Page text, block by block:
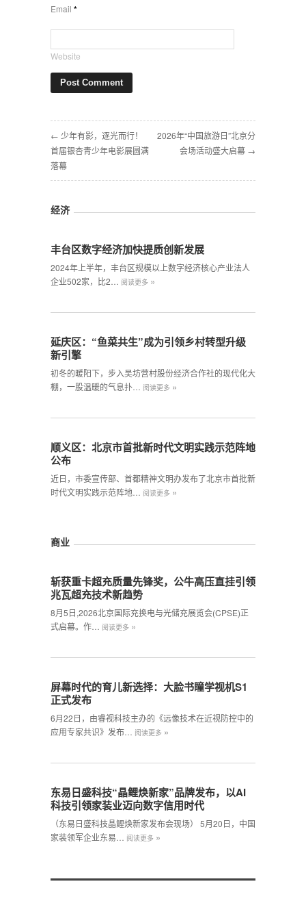
Email *
Website
← 少年有影，逐光而行！
首届银杏青少年电影展圆满
落幕
2026年“中国旅游日”北京分
会场活动盛大启幕 →
经济
丰台区数字经济加快提质创新发展
2024年上半年，丰台区规模以上数字经济核心产业法人
企业502家，比2…
阅读更多 »
延庆区：“鱼菜共生”成为引领乡村转型升级
新引擎
初冬的暖阳下，步入吴坊营村股份经济合作社的现代化大
棚，一股温暖的气息扑…
阅读更多 »
顺义区：北京市首批新时代文明实践示范阵地
公布
近日，市委宣传部、首都精神文明办发布了北京市首批新
时代文明实践示范阵地…
阅读更多 »
商业
斩获重卡超充质量先锋奖，公牛高压直挂引领
兆瓦超充技术新趋势
8月5日,2026北京国际充换电与光储充展览会(CPSE)正
式启幕。作…
阅读更多 »
屏幕时代的育儿新选择：大脸书瞳学视机S1
正式发布
6月22日，由睿视科技主办的《远像技术在近视防控中的
应用专家共识》发布…
阅读更多 »
东易日盛科技“晶鲤焕新家”品牌发布，以AI
科技引领家装业迈向数字信用时代
（东易日盛科技晶鲤焕新家发布会现场） 5月20日，中国
家装领军企业东易…
阅读更多 »